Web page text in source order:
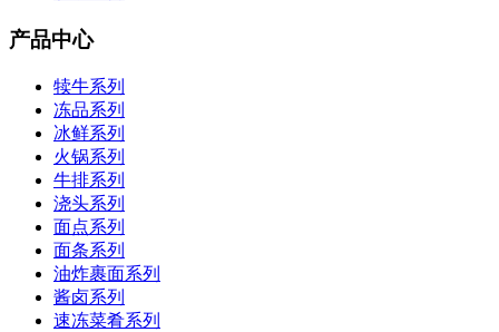
产品中心
犊牛系列
冻品系列
冰鲜系列
火锅系列
牛排系列
浇头系列
面点系列
面条系列
油炸裹面系列
酱卤系列
速冻菜肴系列